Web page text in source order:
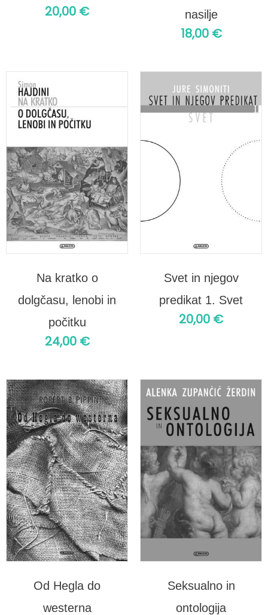
20,00 €
nasilje
18,00 €
Na kratko o
dolgčasu, lenobi in
počitku
24,00 €
Svet in njegov
predikat 1. Svet
20,00 €
Od Hegla do
westerna
Seksualno in
ontologija